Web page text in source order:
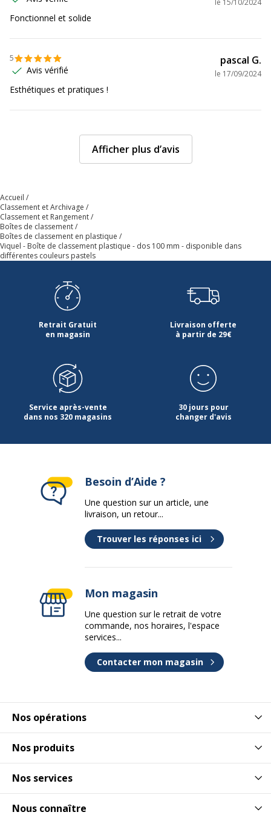
Marque
Référence produit fabricant
Fonctionnel et solide
5
Avis vérifié
pascal G.
le 17/09/2024
Esthétiques et pratiques !
Afficher plus d’avis
Accueil
Classement et Archivage
Classement et Rangement
Boîtes de classement
Boîtes de classement en plastique
Viquel - Boîte de classement plastique - dos 100 mm - disponible dans
différentes couleurs pastels
Retrait Gratuit
en magasin
Livraison offerte
à partir de 29€
Service après-vente
dans nos 320 magasins
30 jours pour
changer d'avis
Nos opérations
Nos produits
Nos services
Nous connaître
Besoin d’Aide ?
Une question sur un article, une
livraison, un retour...
Trouver les réponses ici
Mon magasin
Une question sur le retrait de votre
commande, nos horaires, l'espace
services...
Contacter mon magasin